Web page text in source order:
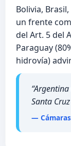
Bolivia,
un frente
del Art. 5 del
Paraguay
hidrovía)
Santa
—